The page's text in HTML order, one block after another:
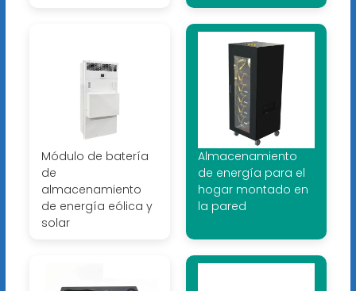
Módulo de batería
de
almacenamiento
de energía eólica y
solar
Almacenamiento
de energía para el
hogar montado en
la pared